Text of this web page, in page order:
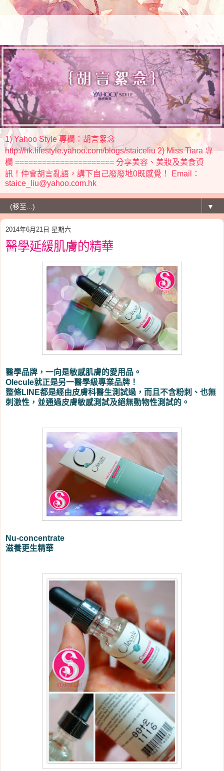
1) Yahoo Style 專欄：胡言絮念
http://hk.lifestyle.yahoo.com/blogs/staiceliu 2) Miss Tiara 專
欄 ====================== 分享美容、美妝及美食資
訊！仲會胡言亂語，講下自己廢廢地0既感覺！ Email：
staice_liu@yahoo.com.hk
▼
2014年6月21日 星期六
醫學延緩肌膚的精華
醫學品牌，一向是敏感肌膚的愛用品。
Olecule就正是另一醫學級專業品牌！
整條LINE都是經由皮膚科醫生測試過，而且不含粉刺、也無
刺激性，並通過皮膚敏感測試及絕無動物性測試的。
Nu-concentrate
滋養更生精華